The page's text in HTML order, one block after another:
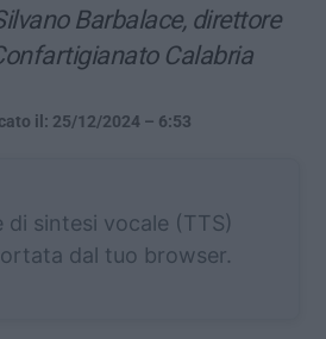
Barbalace, direttore
Calabria
il: 25/12/2024 – 6:53
di sintesi vocale (TTS)
dal tuo browser.